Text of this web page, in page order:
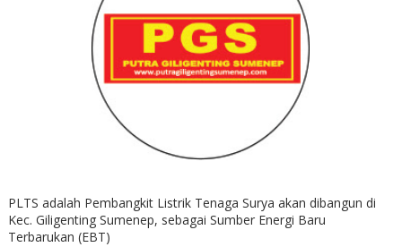
PLTS adalah Pembangkit Listrik Tenaga Surya akan dibangun di
Kec. Giligenting Sumenep, sebagai Sumber Energi Baru
Terbarukan (EBT)